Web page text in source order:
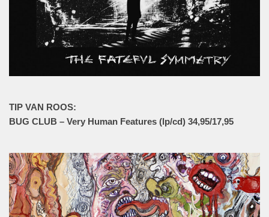
TIP VAN ROOS:
BUG CLUB – Very Human Features (lp/cd) 34,95/17,95